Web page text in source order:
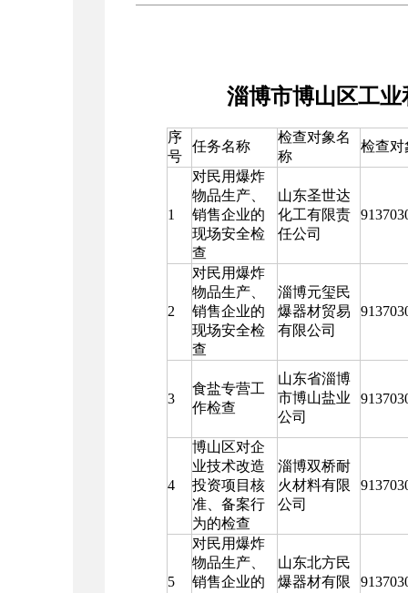
淄博市博山区工
序
号
任务名称
检查对象名
称
检查对
1
对民用爆炸
物品生产、
销售企业的
现场安全检
查
山东圣世达
化工有限责
任公司
2
对民用爆炸
物品生产、
销售企业的
现场安全检
查
淄博元玺民
爆器材贸易
有限公司
3
食盐专营工
作检查
山东省淄博
市博山盐业
公司
4
博山区对企
业技术改造
投资项目核
准、备案行
为的检查
淄博双桥耐
火材料有限
公司
5
对民用爆炸
物品生产、
销售企业的
山东北方民
爆器材有限